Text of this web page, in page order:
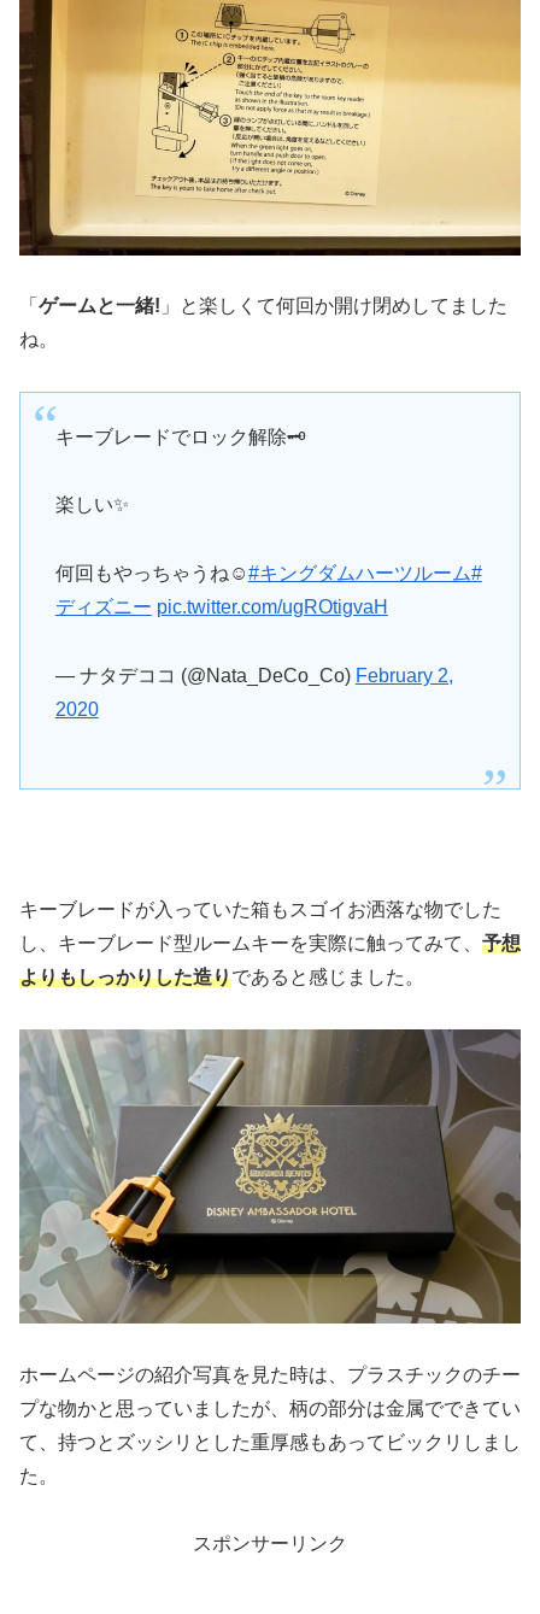
「 ゲームと一緒! 」と楽しくて何回か開け閉めしてました
ね。
キーブレードでロック解除🗝️
楽しい✨
何回もやっちゃうね☺#キングダムハーツルーム#
ディズニー pic.twitter.com/ugROtigvaH
— ナタデココ (@Nata_DeCo_Co) February 2,
2020
キーブレードが入っていた箱もスゴイお洒落な物でした
し、キーブレード型ルームキーを実際に触ってみて、 予想
よりもしっかりした造りであると感じました。
ホームページの紹介写真を見た時は、プラスチックのチー
プな物かと思っていましたが、柄の部分は金属でできてい
て、持つとズッシリとした重厚感もあってビックリしまし
た。
スポンサーリンク